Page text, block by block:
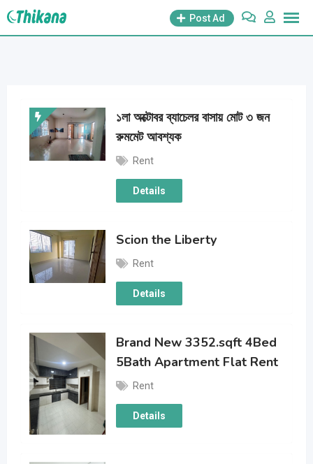
Skip
Post Ad
১লা অক্টোবর ব্যাচেলর বাসায় মোট ৩ জন
রুমমেট আবশ্যক
Rent
Details
Scion the Liberty
Rent
Details
Brand New 3352.sqft 4Bed
5Bath Apartment Flat Rent
Rent
Details